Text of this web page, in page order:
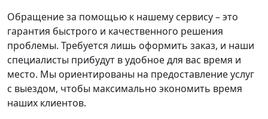
Обращение за помощью к нашему сервису – это
гарантия быстрого и качественного решения
проблемы. Требуется лишь оформить заказ, и наши
специалисты прибудут в удобное для вас время и
место. Мы ориентированы на предоставление услуг
с выездом, чтобы максимально экономить время
наших клиентов.